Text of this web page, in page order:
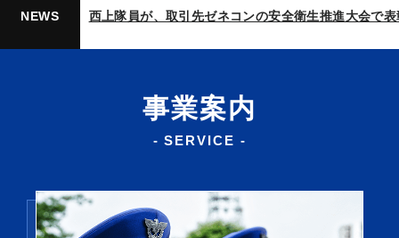
NEWS 件名：本社移転のお知らせ 【株式会社 SGS】
西上隊員が、取引先ゼネコンの安全衛生推進大会で
近日OPEN予定
事業案内
- SERVICE -